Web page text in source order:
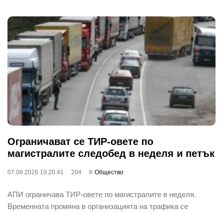
Ограничават се ТИР-овете по
магистралите следобед в неделя и петък
07.08.2026 19:20:41 204 Общество
АПИ ограничава ТИР-овете по магистралите в неделя.
Временната промяна в организацията на трафика се